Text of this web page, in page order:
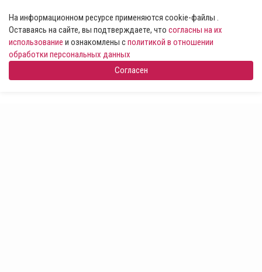
На информационном ресурсе применяются cookie-файлы .
Оставаясь на сайте, вы подтверждаете, что согласны на их
использование и ознакомлены сполитикой в отношении
обработки персональных данных
Согласен